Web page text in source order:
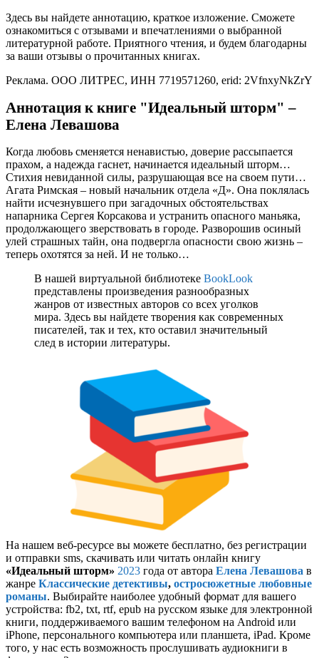
Здесь вы найдете аннотацию, краткое изложение. Сможете
ознакомиться с отзывами и впечатлениями о выбранной
литературной работе. Приятного чтения, и будем благодарны
за ваши отзывы о прочитанных книгах.
Реклама. ООО ЛИТРЕС, ИНН 7719571260, erid: 2VfnxyNkZrY
Аннотация к книге "Идеальный шторм" –
Елена Левашова
Когда любовь сменяется ненавистью, доверие рассыпается
прахом, а надежда гаснет, начинается идеальный шторм…
Стихия невиданной силы, разрушающая все на своем пути…
Агата Римская – новый начальник отдела «Д». Она поклялась
найти исчезнувшего при загадочных обстоятельствах
напарника Сергея Корсакова и устранить опасного маньяка,
продолжающего зверствовать в городе. Разворошив осиный
улей страшных тайн, она подвергла опасности свою жизнь –
теперь охотятся за ней. И не только…
В нашей виртуальной библиотеке BookLook
представлены произведения разнообразных
жанров от известных авторов со всех уголков
мира. Здесь вы найдете творения как современных
писателей, так и тех, кто оставил значительный
след в истории литературы.
На нашем веб-ресурсе вы можете бесплатно, без регистрации
и отправки sms, скачивать или читать онлайн книгу
«Идеальный шторм» 2023 года от автора Елена Левашова в
жанре Классические детективы, остросюжетные любовные
романы. Выбирайте наиболее удобный формат для вашего
устройства: fb2, txt, rtf, epub на русском языке для электронной
книги, поддерживаемого вашим телефоном на Android или
iPhone, персонального компьютера или планшета, iPad. Кроме
того, у нас есть возможность прослушивать аудиокниги в